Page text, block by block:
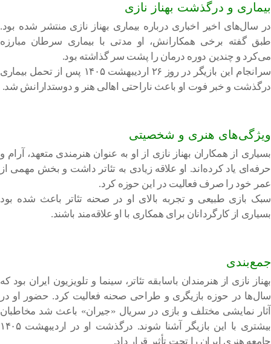
بیماری و درگذشت بهناز نازی
در سال‌های اخیر اخباری درباره بیماری بهناز نازی منتشر شده بود.
طبق گفته برخی همکارانش، او مدتی با بیماری سرطان مبارزه
می‌کرد و چندین دوره درمان را پشت سر گذاشته بود.
سرانجام این بازیگر در روز ۲۶ اردیبهشت ۱۴۰۵ پس از تحمل بیماری
درگذشت و خبر فوت او باعث ناراحتی اهالی هنر و دوستدارانش شد.
ویژگی‌های هنری و شخصیتی
بسیاری از همکاران بهناز نازی از او به عنوان هنرمندی متعهد، آرام و
حرفه‌ای یاد کرده‌اند. او علاقه زیادی به تئاتر داشت و بخش مهمی از
عمر خود را صرف فعالیت در این حوزه کرد.
سبک بازی طبیعی و تجربه بالای او در صحنه تئاتر باعث شده بود
بسیاری از کارگردانان برای همکاری با او علاقه‌مند باشند.
جمع‌بندی
بهناز نازی از هنرمندان باسابقه تئاتر، سینما و تلویزیون ایران بود که
سال‌ها در حوزه بازیگری و طراحی صحنه فعالیت کرد. حضور او در
آثار نمایشی مختلف و بازی در سریال «جیران» باعث شد مخاطبان
بیشتری با این بازیگر آشنا شوند. درگذشت او در اردیبهشت ۱۴۰۵
جامعه هنری ایران را تحت تأثیر قرار داد.